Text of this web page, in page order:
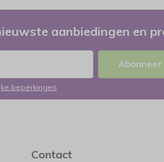
aanbiedingen en
Abonneer
beperkingen
Contact